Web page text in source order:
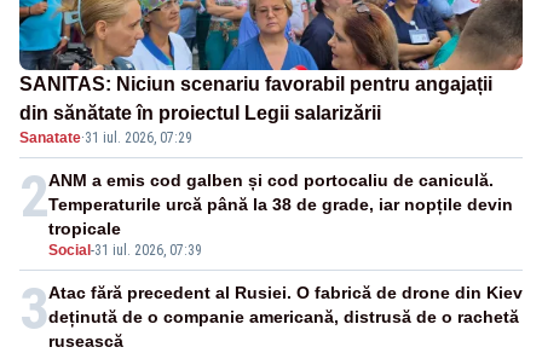
SANITAS: Niciun scenariu favorabil pentru angajații
din sănătate în proiectul Legii salarizării
Sanatate·31 iul. 2026, 07:29
2
Social -31 iul. 2026, 07:39
ANM a emis cod galben și cod portocaliu de caniculă.
Temperaturile urcă până la 38 de grade, iar nopțile devin
tropicale
3Atac fără precedent al Rusiei. O fabrică de drone din Kiev
deținută de o companie americană, distrusă de o rachetă
rusească